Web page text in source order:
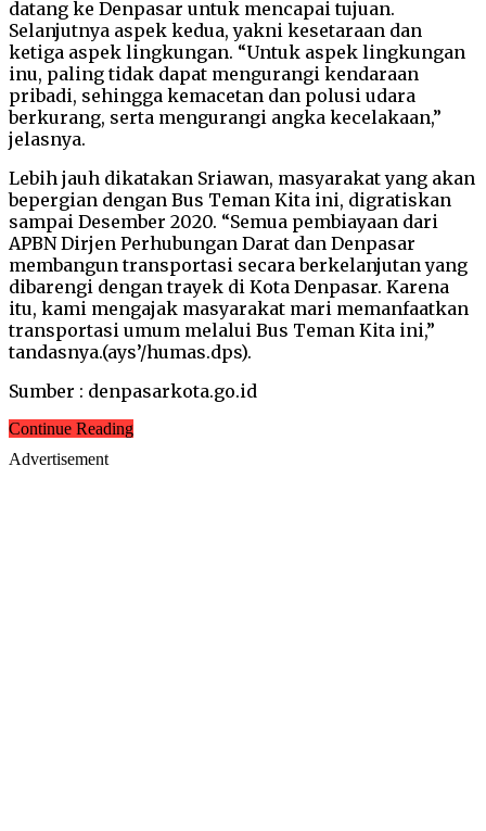
datang ke Denpasar untuk mencapai tujuan.
Selanjutnya aspek kedua, yakni kesetaraan dan
ketiga aspek lingkungan. “Untuk aspek lingkungan
inu, paling tidak dapat mengurangi kendaraan
pribadi, sehingga kemacetan dan polusi udara
berkurang, serta mengurangi angka kecelakaan,”
jelasnya.
Lebih jauh dikatakan Sriawan, masyarakat yang akan
bepergian dengan Bus Teman Kita ini, digratiskan
sampai Desember 2020. “Semua pembiayaan dari
APBN Dirjen Perhubungan Darat dan Denpasar
membangun transportasi secara berkelanjutan yang
dibarengi dengan trayek di Kota Denpasar. Karena
itu, kami mengajak masyarakat mari memanfaatkan
transportasi umum melalui Bus Teman Kita ini,”
tandasnya.(ays’/humas.dps).
Sumber : denpasarkota.go.id
Continue Reading
Advertisement